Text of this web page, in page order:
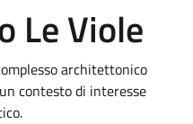
Le Viole
architettonico
contesto di interesse